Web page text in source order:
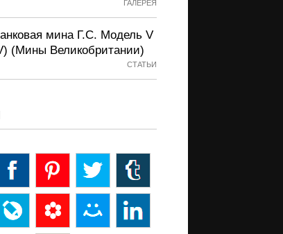
ГАЛЕРЕЯ
мина Г.С. Модель V
(Мины Великобритании)
СТАТЬИ